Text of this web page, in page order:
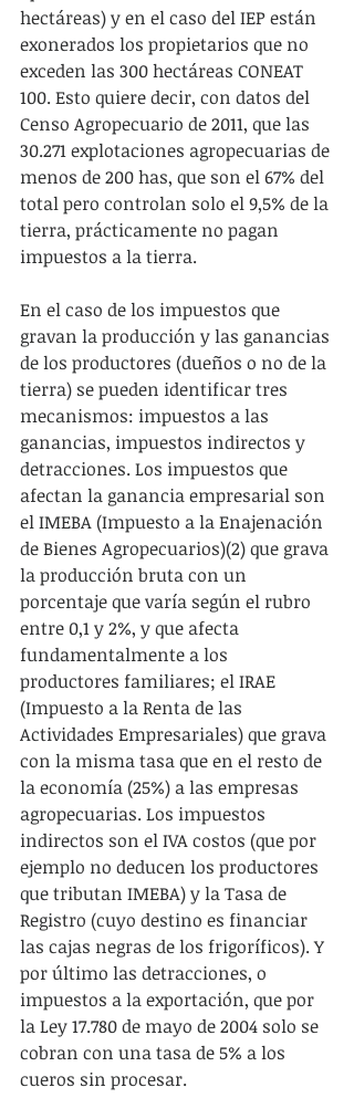
hectáreas) y en el caso del IEP están
exonerados los propietarios que no
exceden las 300 hectáreas CONEAT
100. Esto quiere decir, con datos del
Censo Agropecuario de 2011, que las
30.271 explotaciones agropecuarias de
menos de 200 has, que son el 67% del
total pero controlan solo el 9,5% de la
tierra, prácticamente no pagan
impuestos a la tierra.
En el caso de los impuestos que
gravan la producción y las ganancias
de los productores (dueños o no de la
tierra) se pueden identificar tres
mecanismos: impuestos a las
ganancias, impuestos indirectos y
detracciones. Los impuestos que
afectan la ganancia empresarial son
el IMEBA (Impuesto a la Enajenación
de Bienes Agropecuarios)(2) que grava
la producción bruta con un
porcentaje que varía según el rubro
entre 0,1 y 2%, y que afecta
fundamentalmente a los
productores familiares; el IRAE
(Impuesto a la Renta de las
Actividades Empresariales) que grava
con la misma tasa que en el resto de
la economía (25%) a las empresas
agropecuarias. Los impuestos
indirectos son el IVA costos (que por
ejemplo no deducen los productores
que tributan IMEBA) y la Tasa de
Registro (cuyo destino es financiar
las cajas negras de los frigoríficos). Y
por último las detracciones, o
impuestos a la exportación, que por
la Ley 17.780 de mayo de 2004 solo se
cobran con una tasa de 5% a los
cueros sin procesar.